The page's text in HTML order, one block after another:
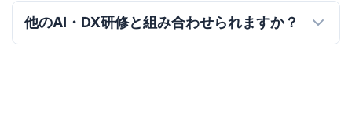
他のAI・DX研修と組み合わせられますか？